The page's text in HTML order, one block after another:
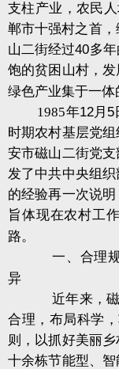
支柱产业，农民人
郸市十强村之首
山二街经过40多
饱的贫困山村，
绿色产业集于一体
1985年12月 5
时期农村基层党
安市磁山二街党
发了中共中央组
的经验再一次说
旨体现在农村工
路。
一、合理
异
近年来，
合理，布局科学
则，以抓好美丽
十余栋节能型、